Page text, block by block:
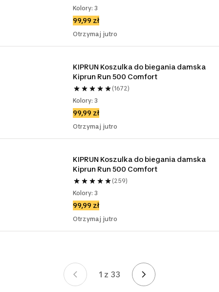
Kolory: 3
99,99 zł
Otrzymaj jutro
KIPRUN Koszulka do biegania damska
Kiprun Run 500 Comfort
(1672)
Kolory: 3
99,99 zł
Otrzymaj jutro
KIPRUN Koszulka do biegania damska
Kiprun Run 500 Comfort
(259)
Kolory: 3
99,99 zł
Otrzymaj jutro
1 z 33Strona 1 z 33